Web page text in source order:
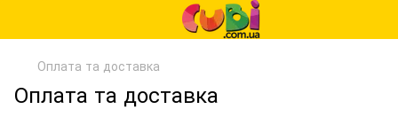
Оплата та доставка
Оплата та доставка